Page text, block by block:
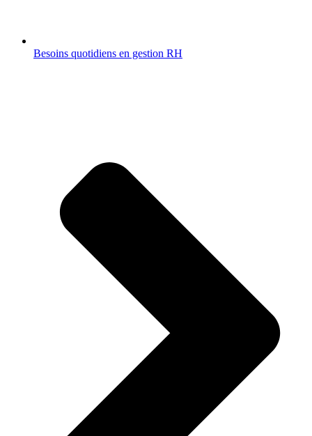
Besoins quotidiens en gestion RH